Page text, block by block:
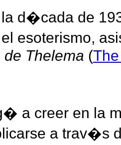
la d�cada de
esoterismo,
Thelema (
a creer en la
a trav�s